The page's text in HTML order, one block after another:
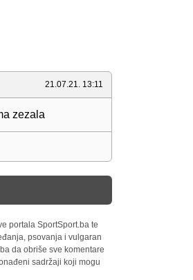
21.07.21. 13:11
zezala
portala SportSport.ba te
psovanja i vulgaran
da obriše sve komentare
sadržaji koji mogu